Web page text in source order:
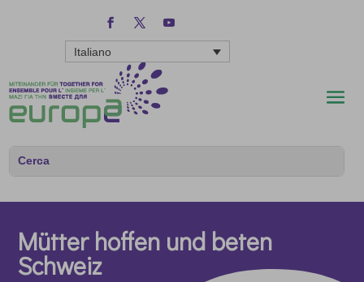
Italiano
Mütter hoffen und beten
Schweiz